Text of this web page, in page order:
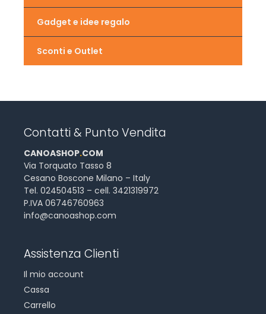
Gadget e idee regalo
Sconti e Outlet
Contatti & Punto Vendita
CANOASHOP.COM
Via Torquato Tasso 8
Cesano Boscone Milano – Italy
Tel. 024504513 – cell. 3421319972
P.IVA 06746760963
info@canoashop.com
Assistenza Clienti
Il mio account
Cassa
Carrello